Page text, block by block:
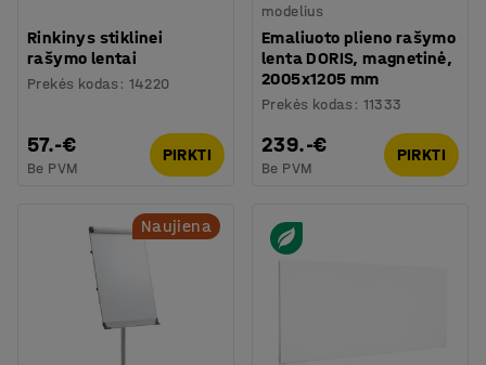
Rinkinys stiklinei
rašymo lentai
Prekės kodas : 14220
57.-€
Be PVM
PIRKTI
modelius
Emaliuoto plieno rašymo
lenta DORIS, magnetinė,
2005x1205 mm
Prekės kodas : 11333
239.-€
Be PVM
PIRKTI
Naujiena